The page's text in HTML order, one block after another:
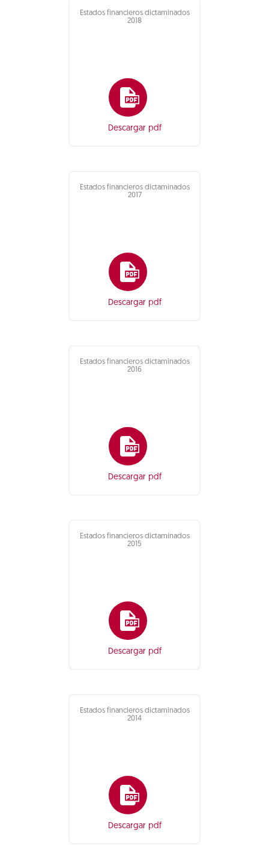
Estados financieros dictaminados
2018
Descargar pdf
Estados financieros dictaminados
2017
Descargar pdf
Estados financieros dictaminados
2016
Descargar pdf
Estados financieros dictaminados
2015
Descargar pdf
Estados financieros dictaminados
2014
Descargar pdf